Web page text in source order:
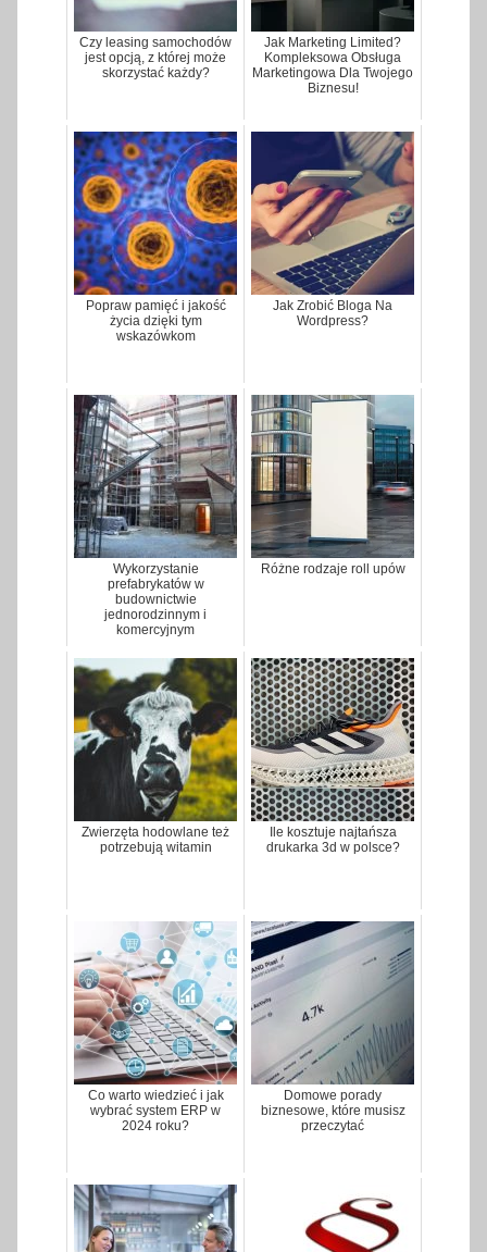
Czy leasing samochodów
jest opcją, z której może
skorzystać każdy?
Jak Marketing Limited?
Kompleksowa Obsługa
Marketingowa Dla Twojego
Biznesu!
Popraw pamięć i jakość
życia dzięki tym
wskazówkom
Jak Zrobić Bloga Na
Wordpress?
Wykorzystanie
prefabrykatów w
budownictwie
jednorodzinnym i
komercyjnym
Różne rodzaje roll upów
Zwierzęta hodowlane też
potrzebują witamin
Ile kosztuje najtańsza
drukarka 3d w polsce?
Co warto wiedzieć i jak
wybrać system ERP w
2024 roku?
Domowe porady
biznesowe, które musisz
przeczytać